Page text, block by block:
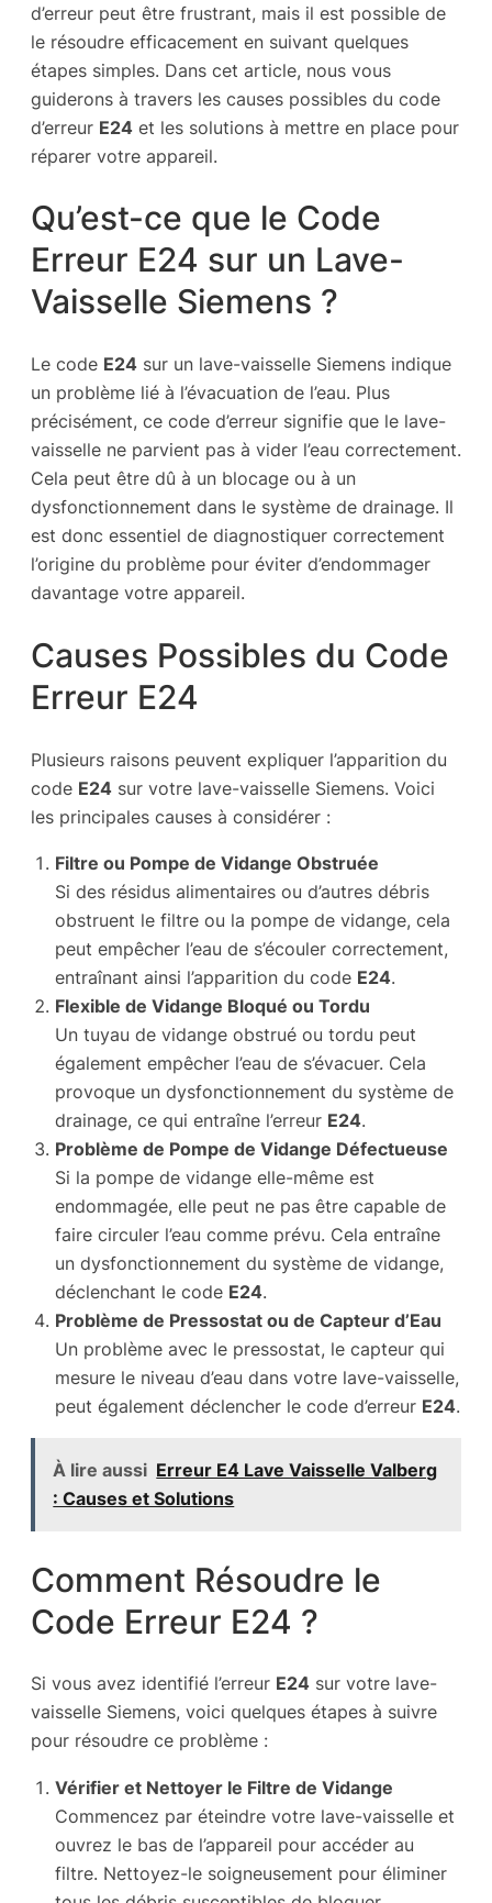
d’erreur peut être frustrant, mais il est possible de
le résoudre efficacement en suivant quelques
étapes simples. Dans cet article, nous vous
guiderons à travers les causes possibles du code
d’erreur E24 et les solutions à mettre en place pour
réparer votre appareil.
Qu’est-ce que le Code
Erreur E24 sur un Lave-
Vaisselle Siemens ?
Le code E24 sur un lave-vaisselle Siemens indique
un problème lié à l’évacuation de l’eau. Plus
précisément, ce code d’erreur signifie que le lave-
vaisselle ne parvient pas à vider l’eau correctement.
Cela peut être dû à un blocage ou à un
dysfonctionnement dans le système de drainage. Il
est donc essentiel de diagnostiquer correctement
l’origine du problème pour éviter d’endommager
davantage votre appareil.
Causes Possibles du Code
Erreur E24
Plusieurs raisons peuvent expliquer l’apparition du
code E24 sur votre lave-vaisselle Siemens. Voici
les principales causes à considérer :
Filtre ou Pompe de Vidange Obstruée
Si des résidus alimentaires ou d’autres débris
obstruent le filtre ou la pompe de vidange, cela
peut empêcher l’eau de s’écouler correctement,
entraînant ainsi l’apparition du code E24.
Flexible de Vidange Bloqué ou Tordu
Un tuyau de vidange obstrué ou tordu peut
également empêcher l’eau de s’évacuer. Cela
provoque un dysfonctionnement du système de
drainage, ce qui entraîne l’erreur E24.
Problème de Pompe de Vidange Défectueuse
Si la pompe de vidange elle-même est
endommagée, elle peut ne pas être capable de
faire circuler l’eau comme prévu. Cela entraîne
un dysfonctionnement du système de vidange,
déclenchant le code E24.
Problème de Pressostat ou de Capteur d’Eau
Un problème avec le pressostat, le capteur qui
mesure le niveau d’eau dans votre lave-vaisselle,
peut également déclencher le code d’erreur E24.
À lire aussi Erreur E4 Lave Vaisselle Valberg
: Causes et Solutions
Comment Résoudre le
Code Erreur E24 ?
Si vous avez identifié l’erreur E24 sur votre lave-
vaisselle Siemens, voici quelques étapes à suivre
pour résoudre ce problème :
Vérifier et Nettoyer le Filtre de Vidange
Commencez par éteindre votre lave-vaisselle et
ouvrez le bas de l’appareil pour accéder au
filtre. Nettoyez-le soigneusement pour éliminer